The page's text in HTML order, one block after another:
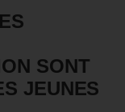
SONT
JEUNES